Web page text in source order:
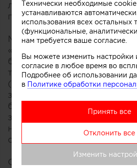
лишней детализации
производство изделия.
Mugen (еще одно японское
«бесконечность») –
бутылка, жидкость в
только со стеклом. Робин
(Robin Stummvoll) сумел
закручивающейся
бутылка закупоривается
затычкой, которую
натянутое резиновое
сквозь отверстие в
Обратите внимание на
Технически необходимые cookie
устанавливаются
использования всех остальных
(функциональные,
нам требуется ваше согласие.
Вы можете изменить настройки
согласие в любое время во
Подробнее об использовании
в Политике обработки
Принять все
Отклонить все
Изменить